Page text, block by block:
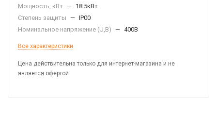
Мощность, кВт — 18.5кВт
Степень защиты
— IP00
Номинальное напряжение (U,B)
— 400В
Все характеристики
Цена действительна только для интернет-магазина и не
является офертой